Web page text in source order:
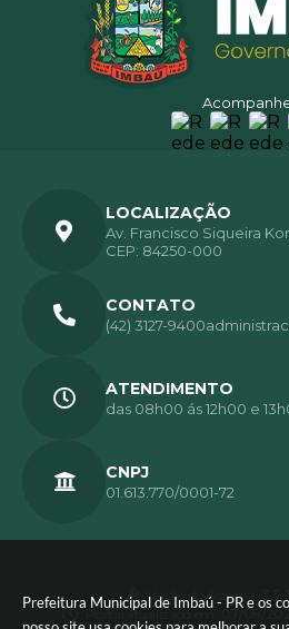
Prefeitura Municipal de Imbaú - PR e os
LOCALIZAÇÃO
Av. Francisco Siqueira
CEP: 84250-000
CONTATO
(42) 3127-9400
ATENDIMENTO
das 08h00 ás 12h00 e
CNPJ
01.613.770/0001-72
Versão do Sistema:
Portal atualizado em: